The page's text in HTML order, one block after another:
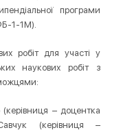
програми
1-1М).
робіт для участі у
наукових робіт з
– доцентка
(керівниця –